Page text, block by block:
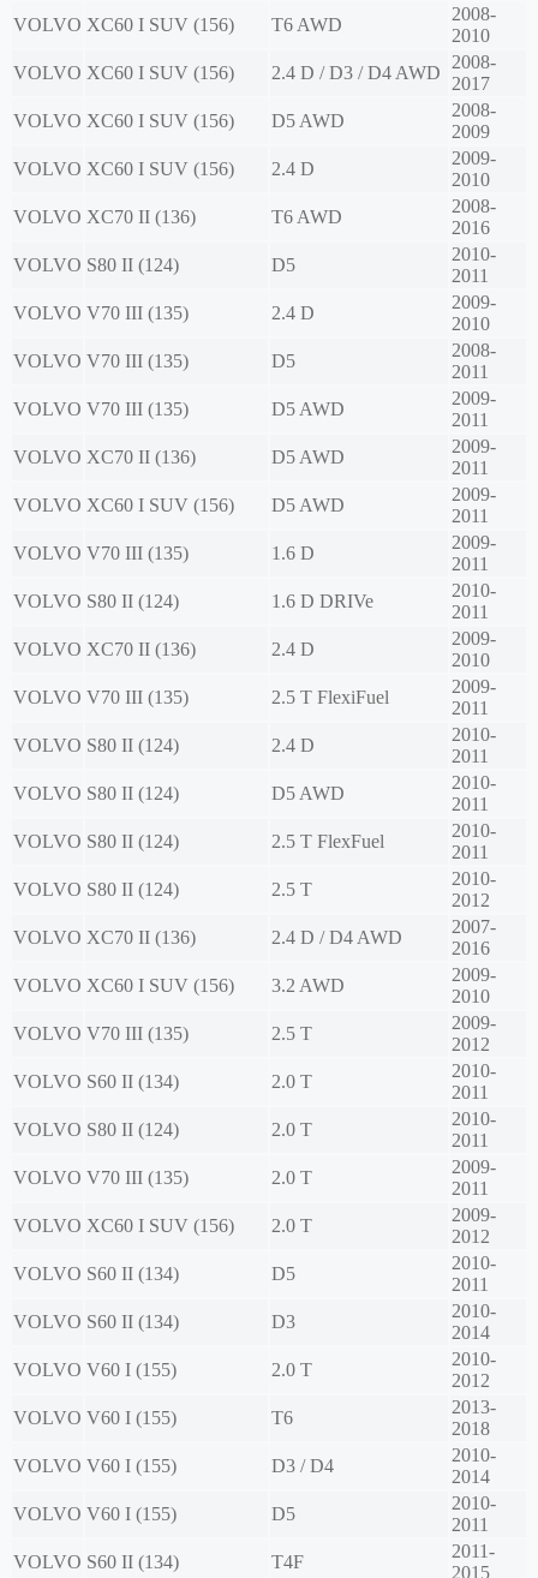
VOLVO XC60 I SUV (156) T6 AWD
2008-
2010
VOLVO XC60 I SUV (156) 2.4 D / D3 / D4 AWD
2008-
2017
VOLVO XC60 I SUV (156) D5 AWD
2008-
2009
VOLVO XC60 I SUV (156) 2.4 D
2009-
2010
VOLVO XC70 II (136) T6 AWD
2008-
2016
VOLVO S80 II (124) D5
2010-
2011
VOLVO V70 III (135) 2.4 D
2009-
2010
VOLVO V70 III (135) D5
2008-
2011
VOLVO V70 III (135) D5 AWD
2009-
2011
VOLVO XC70 II (136) D5 AWD
2009-
2011
VOLVO XC60 I SUV (156) D5 AWD
2009-
2011
VOLVO V70 III (135) 1.6 D
2009-
2011
VOLVO S80 II (124) 1.6 D DRIVe
2010-
2011
VOLVO XC70 II (136) 2.4 D
2009-
2010
VOLVO V70 III (135) 2.5 T FlexiFuel
2009-
2011
VOLVO S80 II (124) 2.4 D
2010-
2011
VOLVO S80 II (124) D5 AWD
2010-
2011
VOLVO S80 II (124) 2.5 T FlexFuel
2010-
2011
VOLVO S80 II (124) 2.5 T
2010-
2012
VOLVO XC70 II (136) 2.4 D / D4 AWD
2007-
2016
VOLVO XC60 I SUV (156) 3.2 AWD
2009-
2010
VOLVO V70 III (135) 2.5 T
2009-
2012
VOLVO S60 II (134) 2.0 T
2010-
2011
VOLVO S80 II (124) 2.0 T
2010-
2011
VOLVO V70 III (135) 2.0 T
2009-
2011
VOLVO XC60 I SUV (156) 2.0 T
2009-
2012
VOLVO S60 II (134) D5
2010-
2011
VOLVO S60 II (134) D3
2010-
2014
VOLVO V60 I (155) 2.0 T
2010-
2012
VOLVO V60 I (155) T6
2013-
2018
VOLVO V60 I (155) D3 / D4
2010-
2014
VOLVO V60 I (155) D5
2010-
2011
VOLVO S60 II (134) T4F
2011-
2015